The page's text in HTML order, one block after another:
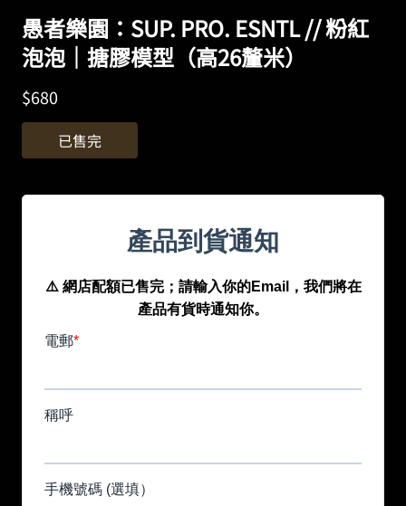
愚者樂園：SUP. PRO. ESNTL // 粉紅
泡泡｜搪膠模型（高26釐米）
$680
已售完